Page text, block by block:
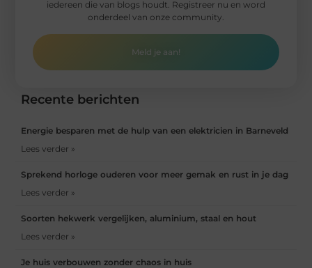
Recente berichten
Energie besparen met de hulp van een elektricien in Barneveld
Lees verder »
Sprekend horloge ouderen voor meer gemak en rust in je dag
Lees verder »
Soorten hekwerk vergelijken, aluminium, staal en hout
Lees verder »
Je huis verbouwen zonder chaos in huis
iedereen die van blogs houdt. Registreer nu en word
onderdeel van onze community.
Meld je aan!